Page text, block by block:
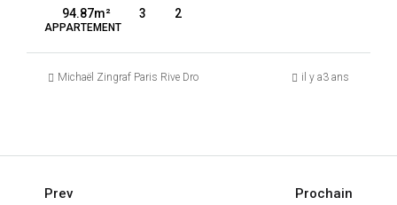
94.87m² 3 2
APPARTEMENT
Michaël Zingraf Paris Rive Droite il y a3 ans
Prev Prochain